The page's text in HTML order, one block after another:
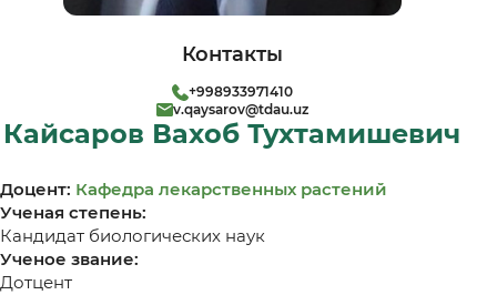
Кайсаров Вахоб Тухтамишевич
Доцент: Кафедра лекарственных растений
Ученая степень:
Кандидат биологических наук
Ученое звание:
Дотцент
Контакты
+998933971410
v.qaysarov@tdau.uz